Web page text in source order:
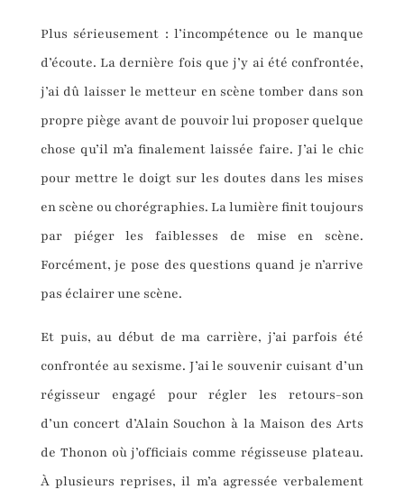
Plus sérieusement : l’incompétence ou le manque
d’écoute. La dernière fois que j’y ai été confrontée,
j’ai dû laisser le metteur en scène tomber dans son
propre piège avant de pouvoir lui proposer quelque
chose qu’il m’a finalement laissée faire. J’ai le chic
pour mettre le doigt sur les doutes dans les mises
en scène ou chorégraphies. La lumière finit toujours
par piéger les faiblesses de mise en scène.
Forcément, je pose des questions quand je n’arrive
pas éclairer une scène.
Et puis, au début de ma carrière, j’ai parfois été
confrontée au sexisme. J’ai le souvenir cuisant d’un
régisseur engagé pour régler les retours-son
d’un concert d’Alain Souchon à la Maison des Arts
de Thonon où j’officiais comme régisseuse plateau.
À plusieurs reprises, il m’a agressée verbalement